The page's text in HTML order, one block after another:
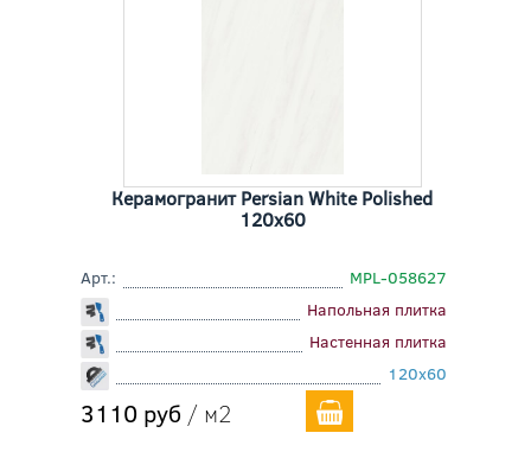
Керамогранит Persian White Polished
120x60
Арт.:
MPL-058627
Напольная плитка
Настенная плитка
120x60
3110 руб / м2